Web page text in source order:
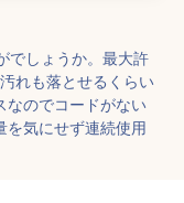
でしょうか。最大許
れも落とせるくらい
なのでコードがない
を気にせず連続使用